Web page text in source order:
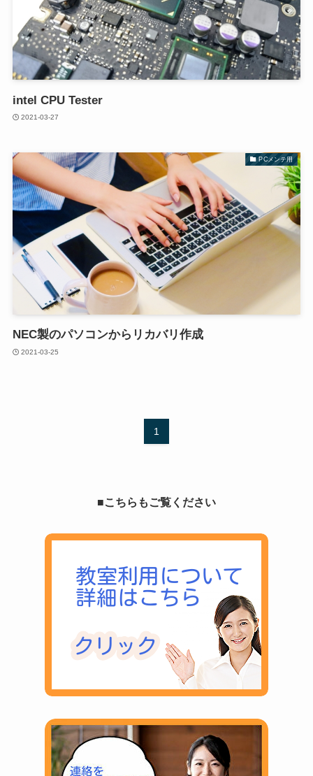
intel CPU Tester
2021-03-27
PCメンテ用
NEC製のパソコンからリカバリ作成
2021-03-25
1
■こちらもご覧ください